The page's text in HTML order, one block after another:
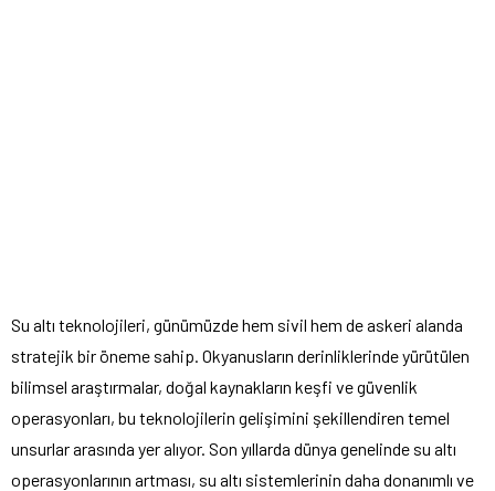
Su altı teknolojileri, günümüzde hem sivil hem de askeri alanda
stratejik bir öneme sahip. Okyanusların derinliklerinde yürütülen
bilimsel araştırmalar, doğal kaynakların keşfi ve güvenlik
operasyonları, bu teknolojilerin gelişimini şekillendiren temel
unsurlar arasında yer alıyor. Son yıllarda dünya genelinde su altı
operasyonlarının artması, su altı sistemlerinin daha donanımlı ve